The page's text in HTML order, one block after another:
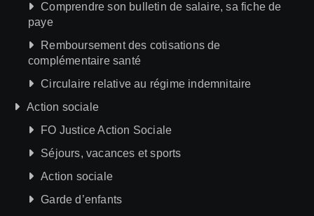
Comprendre son bulletin de salaire, sa fiche de
paye
Remboursement des cotisations de
complémentaire santé
Circulaire relative au régime indemnitaire
Action sociale
FO Justice Action Sociale
Séjours, vacances et sports
Action sociale
Garde d’enfants